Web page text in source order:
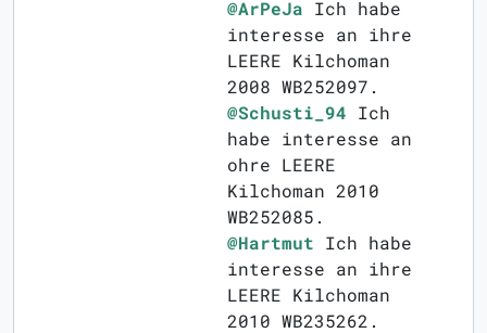
@ArPeJa Ich habe
interesse an ihre
LEERE Kilchoman
2008 WB252097.
@Schusti_94 Ich
habe interesse an
ohre LEERE
Kilchoman 2010
WB252085.
@Hartmut Ich habe
interesse an ihre
LEERE Kilchoman
2010 WB235262.